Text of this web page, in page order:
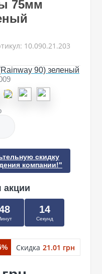
75мм
10.090.21.203
скидку
компании!"
акции
13
Секунд
Скидка 21.01 грн